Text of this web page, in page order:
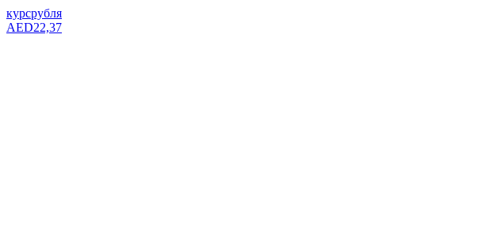
курсрубля
AED22,37